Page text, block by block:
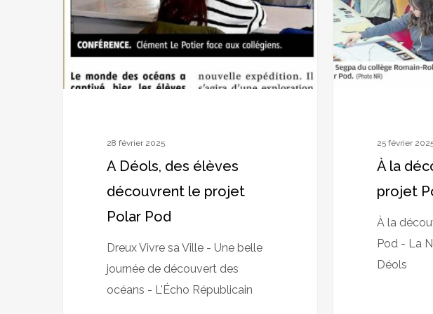
découvrent
le
projet
Polar
28 février 2025
A Déols, des élèves
découvrent le projet
Polar Pod
Dreux Vivre sa Ville - Une belle
journée de découvert des
océans - L'Écho Républicain
projet
Polar
Pod
25 février
À la
projet
À la
Pod - La
Déols